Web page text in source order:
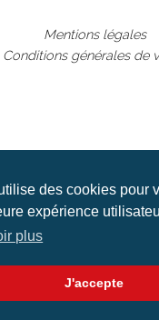
des cookies pour
expérience
plus
J'accepte
Mentions légales
Conditions générales de